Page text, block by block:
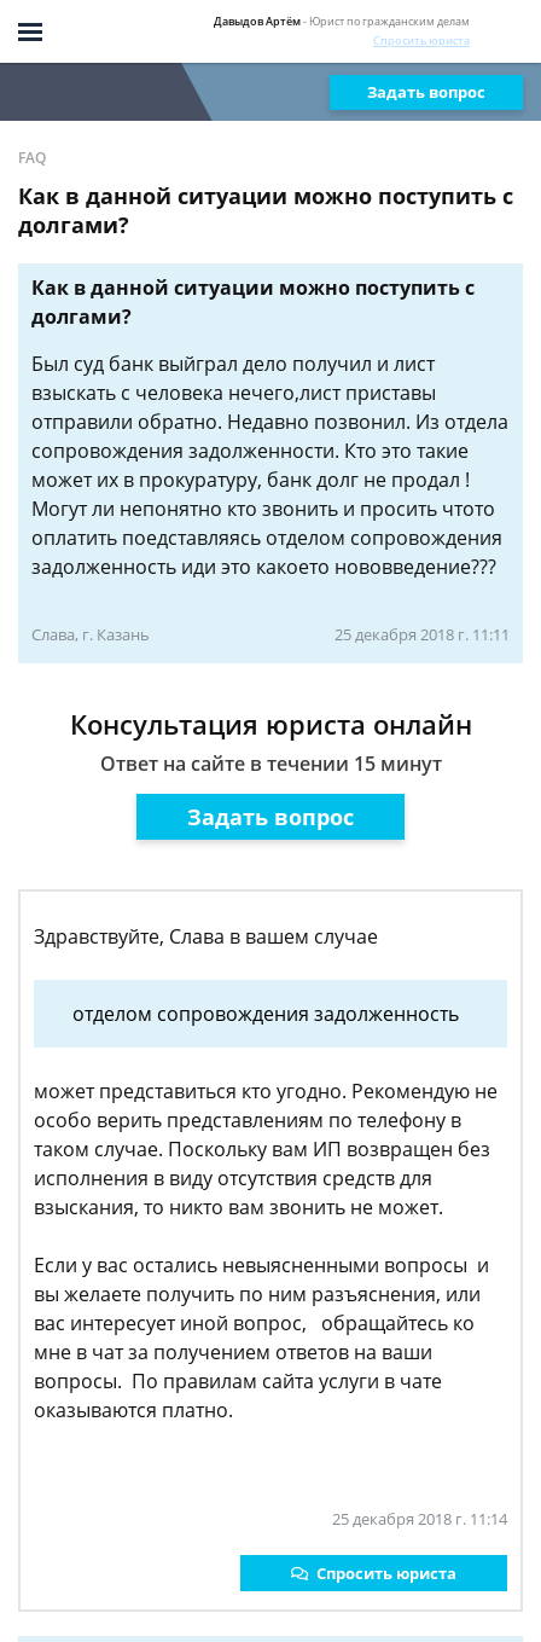
Давыдов Артём- Юрист по гражданским делам
Спросить юриста
Задать вопрос
FAQ
Как в данной ситуации можно поступить с
долгами?
Как в данной ситуации можно поступить с
долгами?
Был суд банк выйграл дело получил и лист
взыскать с человека нечего,лист приставы
отправили обратно. Недавно позвонил. Из отдела
сопровождения задолженности. Кто это такие
может их в прокуратуру, банк долг не продал !
Могут ли непонятно кто звонить и просить чтото
оплатить поедставляясь отделом сопровождения
задолженность иди это какоето нововведение???
Слава, г. Казань 25 декабря 2018 г. 11:11
Консультация юриста онлайн
Ответ на сайте в течении 15 минут
Задать вопрос
Здравствуйте, Слава в вашем случае
отделом сопровождения задолженность
может представиться кто угодно. Рекомендую не
особо верить представлениям по телефону в
таком случае. Поскольку вам ИП возвращен без
исполнения в виду отсутствия средств для
взыскания, то никто вам звонить не может.
Если у вас остались невыясненными вопросы и
вы желаете получить по ним разъяснения, или
вас интересует иной вопрос, обращайтесь ко
мне в чат за получением ответов на ваши
вопросы. По правилам сайта услуги в чате
оказываются платно.
25 декабря 2018 г. 11:14
Спросить юриста